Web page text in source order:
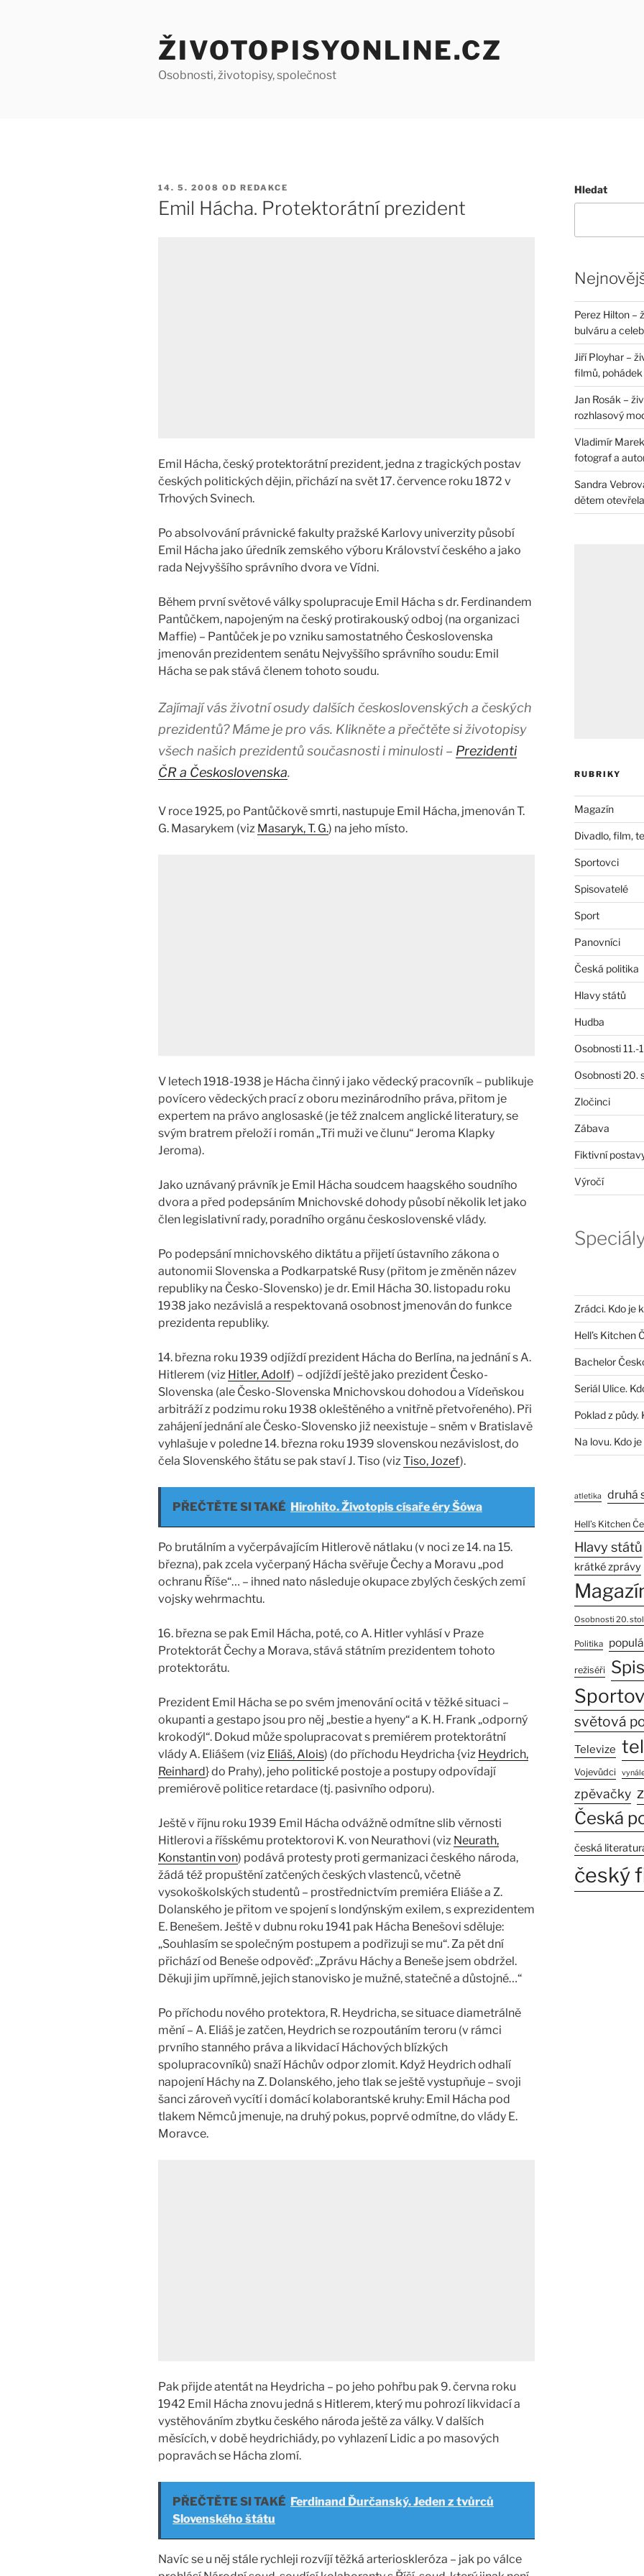
ŽIVOTOPISYONLINE.CZ
Osobnosti, životopisy, společnost
PUBLIKOVÁNO
14. 5. 2008 OD REDAKCE
Emil Hácha. Protektorátní prezident
Emil Hácha, český protektorátní prezident, jedna z tragických postav
českých politických dějin, přichází na svět 17. července roku 1872 v
Trhových Svinech.
Po absolvování právnické fakulty pražské Karlovy univerzity působí
Emil Hácha jako úředník zemského výboru Království českého a jako
rada Nejvyššího správního dvora ve Vídni.
Během první světové války spolupracuje Emil Hácha s dr. Ferdinandem
Pantůčkem, napojeným na český protirakouský odboj (na organizaci
Maffie) – Pantůček je po vzniku samostatného Československa
jmenován prezidentem senátu Nejvyššího správního soudu: Emil
Hácha se pak stává členem tohoto soudu.
Zajímají vás životní osudy dalších československých a českých
prezidentů? Máme je pro vás. Klikněte a přečtěte si životopisy
všech našich prezidentů současnosti i minulosti – Prezidenti
ČR a Československa.
V roce 1925, po Pantůčkově smrti, nastupuje Emil Hácha, jmenován T.
G. Masarykem (viz Masaryk, T. G.) na jeho místo.
V letech 1918-1938 je Hácha činný i jako vědecký pracovník – publikuje
povícero vědeckých prací z oboru mezinárodního práva, přitom je
expertem na právo anglosaské (je též znalcem anglické literatury, se
svým bratrem přeloží i román „Tři muži ve člunu“ Jeroma Klapky
Jeroma).
Jako uznávaný právník je Emil Hácha soudcem haagského soudního
dvora a před podepsáním Mnichovské dohody působí několik let jako
člen legislativní rady, poradního orgánu československé vlády.
Po podepsání mnichovského diktátu a přijetí ústavního zákona o
autonomii Slovenska a Podkarpatské Rusy (přitom je změněn název
republiky na Česko-Slovensko) je dr. Emil Hácha 30. listopadu roku
1938 jako nezávislá a respektovaná osobnost jmenován do funkce
prezidenta republiky.
14. března roku 1939 odjíždí prezident Hácha do Berlína, na jednání s A.
Hitlerem (viz Hitler, Adolf) – odjíždí ještě jako prezident Česko-
Slovenska (ale Česko-Slovenska Mnichovskou dohodou a Vídeňskou
arbitráží z podzimu roku 1938 okleštěného a vnitřně přetvořeného). Při
zahájení jednání ale Česko-Slovensko již neexistuje – sněm v Bratislavě
vyhlašuje v poledne 14. března roku 1939 slovenskou nezávislost, do
čela Slovenského štátu se pak staví J. Tiso (vizTiso, Jozef).
PŘEČTĚTE SI TAKÉ Hirohito. Životopis císaře éry Šówa
Po brutálním a vyčerpávajícím Hitlerově nátlaku (v noci ze 14. na 15.
března), pak zcela vyčerpaný Hácha svěřuje Čechy a Moravu „pod
ochranu Říše“… – ihned nato následuje okupace zbylých českých zemí
vojsky wehrmachtu.
16. března se pak Emil Hácha, poté, co A. Hitler vyhlásí v Praze
Protektorát Čechy a Morava, stává státním prezidentem tohoto
protektorátu.
Prezident Emil Hácha se po svém jmenování ocitá v těžké situaci –
okupanti a gestapo jsou pro něj „bestie a hyeny“ a K. H. Frank „odporný
krokodýl“. Dokud může spolupracovat s premiérem protektorátní
vlády A. Eliášem (viz Eliáš, Alois) (do příchodu Heydricha {viz Heydrich,
Reinhard} do Prahy), jeho politické postoje a postupy odpovídají
premiérově politice retardace (tj. pasivního odporu).
Ještě v říjnu roku 1939 Emil Hácha odvážně odmítne slib věrnosti
Hitlerovi a říšskému protektorovi K. von Neurathovi (viz Neurath,
Konstantin von) podává protesty proti germanizaci českého národa,
žádá též propuštění zatčených českých vlastenců, včetně
vysokoškolských studentů – prostřednictvím premiéra Eliáše a Z.
Dolanského je přitom ve spojení s londýnským exilem, s exprezidentem
E. Benešem. Ještě v dubnu roku 1941 pak Hácha Benešovi sděluje:
„Souhlasím se společným postupem a podřizuji se mu“. Za pět dní
přichází od Beneše odpověď: „Zprávu Háchy a Beneše jsem obdržel.
Děkuji jim upřímně, jejich stanovisko je mužné, statečné a důstojné…“
Po příchodu nového protektora, R. Heydricha, se situace diametrálně
mění – A. Eliáš je zatčen, Heydrich se rozpoutáním teroru (v rámci
prvního stanného práva a likvidací Háchových blízkých
spolupracovníků) snaží Háchův odpor zlomit. Když Heydrich odhalí
napojení Háchy na Z. Dolanského, jeho tlak se ještě vystupňuje – svoji
šanci zároveň vycítí i domácí kolaborantské kruhy: Emil Hácha pod
tlakem Němců jmenuje, na druhý pokus, poprvé odmítne, do vlády E.
Moravce.
Pak přijde atentát na Heydricha – po jeho pohřbu pak 9. června roku
1942 Emil Hácha znovu jedná s Hitlerem, který mu pohrozí likvidací a
vystěhováním zbytku českého národa ještě za války. V dalších
měsících, v době heydrichiády, po vyhlazení Lidic a po masových
popravách se Hácha zlomí.
PŘEČTĚTE SI TAKÉ Ferdinand Ďurčanský. Jeden z tvůrců
Slovenského štátu
Navíc se u něj stále rychleji rozvíjí těžká arterioskleróza – jak po válce
Hledat
Perez Hilton –
bulváru a
Jiří Ployhar –
filmů, pohádek
Jan Rosák –
rozhlasový
Vladimír
fotograf a
Sandra
dětem
RUBRIKY
Magazín
Divadlo, film,
Sportovci
Spisovatelé
Sport
Panovníci
Česká politika
Hlavy států
Hudba
Osobnosti 11.-
Osobnosti 20.
Zločinci
Zábava
Fiktivní
Výročí
Zrádci. Kdo je
Hell’s Kitchen
Bachelor
Seriál Ulice.
Poklad z půdy.
Na lovu. Kdo
atletika druhá
Hell’s Kitchen
Hlavy států
krátké zprávy
Osobnosti 20.
Politika
režiséři
světová
Televize
Vojevůdci
zpěvačky
Česká
česká
český